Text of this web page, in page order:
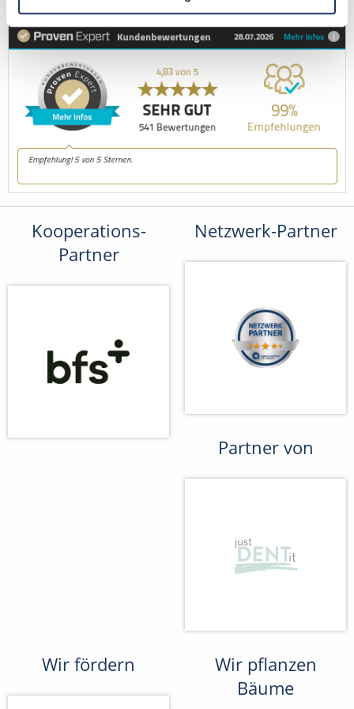
Kooperations-
Partner
Netzwerk-Partner
Partner von
Wir fördern
Wir pflanzen
Bäume